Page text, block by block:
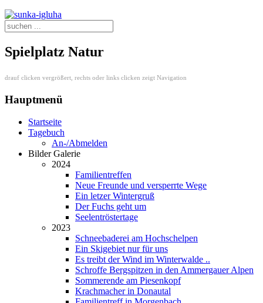
Spielplatz Natur
drauf clicken vergrößert, rechts oder links clicken zeigt Navigation
Hauptmenü
Startseite
Tagebuch
An-/Abmelden
Bilder Galerie
2024
Familientreffen
Neue Freunde und versperrte Wege
Ein letzer Wintergruß
Der Fuchs geht um
Seelentröstertage
2023
Schneebaderei am Hochschelpen
Ein Skigebiet nur für uns
Es treibt der Wind im Winterwalde ..
Schroffe Bergspitzen in den Ammergauer Alpen
Sommerende am Piesenkopf
Krachmacher in Donautal